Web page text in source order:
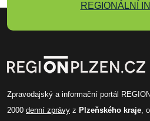
REGIONÁLNÍ
Zpravodajský a informační portál
2000 denní zprávy z Plzeňského kraje,